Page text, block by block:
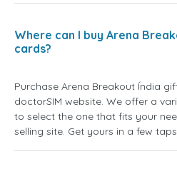
Where can I buy Arena
cards?
Purchase Arena Breakout Índia
doctorSIM website. We offer a
to select the one that fits your
selling site. Get yours in a few